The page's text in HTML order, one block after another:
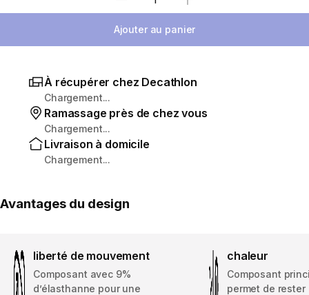
Sélectionnez la quantité
Ajouter au panier
À récupérer chez Decathlon
Chargement...
Ramassage près de chez vous
Chargement...
Livraison à domicile
Chargement...
Avantages du design
liberté de mouvement
Composant avec 9%
d’élasthanne pour une
chaleur
Composant
permet de rester